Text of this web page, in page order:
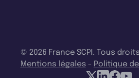
© 2026 France SCPI. Tous
Mentions légales - Politique